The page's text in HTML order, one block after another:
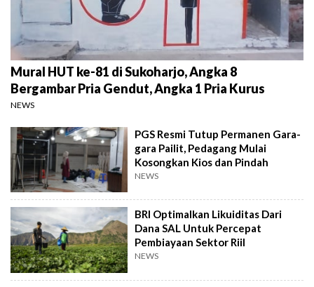
Mural HUT ke-81 di Sukoharjo, Angka 8
Bergambar Pria Gendut, Angka 1 Pria Kurus
NEWS
PGS Resmi Tutup Permanen Gara-
gara Pailit, Pedagang Mulai
Kosongkan Kios dan Pindah
NEWS
BRI Optimalkan Likuiditas Dari
Dana SAL Untuk Percepat
Pembiayaan Sektor Riil
NEWS